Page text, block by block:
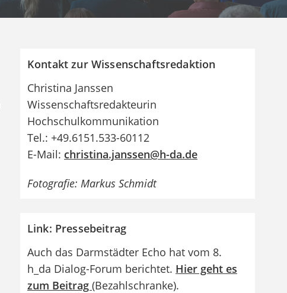
Kontakt zur Wissenschaftsredaktion
Christina Janssen
Wissenschaftsredakteurin
Hochschulkommunikation
Tel.: +49.6151.533-60112
E-Mail: christina.janssen@h-da.de
Fotografie: Markus Schmidt
Link: Pressebeitrag
Auch das Darmstädter Echo hat vom 8.
h_da Dialog-Forum berichtet. Hier geht es
zum Beitrag (Bezahlschranke).